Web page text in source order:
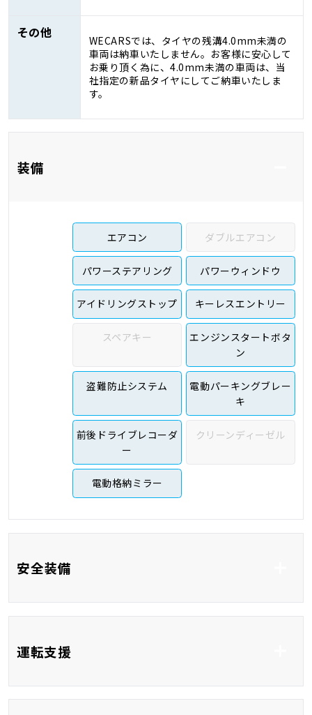
その他
WECARSでは、タイヤの残溝4.0mm未満の
車両は納車いたしません。お客様に安心して
お乗り頂く為に、4.0mm未満の車両は、当
社指定の新品タイヤにしてご納車いたしま
す。
装備
エアコン ダブルエアコン
パワーステアリング パワーウィンドウ
アイドリングストップ キーレスエントリー
スペアキー
エンジンスタートボタ
ン
盗難防止システム
電動パーキングブレー
キ
前後ドライブレコーダ
ー
クリーンディーゼル
電動格納ミラー
安全装備
テム
運転支援